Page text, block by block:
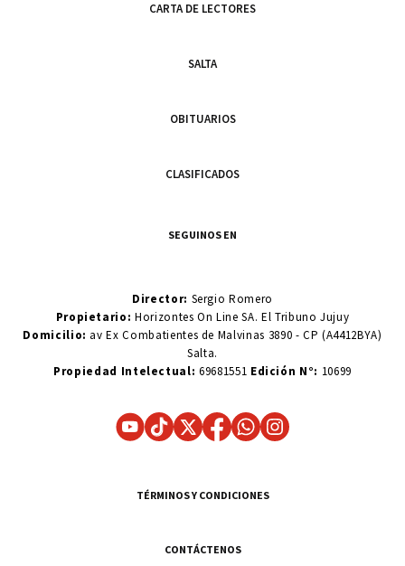
CARTA DE LECTORES
SALTA
OBITUARIOS
CLASIFICADOS
SEGUINOS EN
Director: Sergio Romero
Propietario:Horizontes On Line SA. El Tribuno Jujuy
Domicilio: av Ex Combatientes de Malvinas 3890 - CP (A4412BYA)
Salta.
Propiedad Intelectual: 69681551 Edición N°: 10699
TÉRMINOS Y CONDICIONES
CONTÁCTENOS